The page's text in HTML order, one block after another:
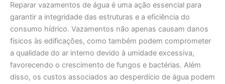
Reparar vazamentos de água é uma ação essencial para
garantir a integridade das estruturas e a eficiência do
consumo hídrico. Vazamentos não apenas causam danos
físicos às edificações, como também podem comprometer
a qualidade do ar interno devido à umidade excessiva,
favorecendo o crescimento de fungos e bactérias. Além
disso, os custos associados ao desperdício de água podem